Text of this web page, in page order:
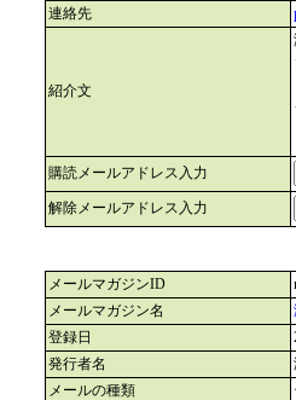
連絡先
紹介文
購読メールアドレス入力
解除メールアドレス入力
メールマガジンID
メールマガジン名
登録日
発行者名
メールの種類